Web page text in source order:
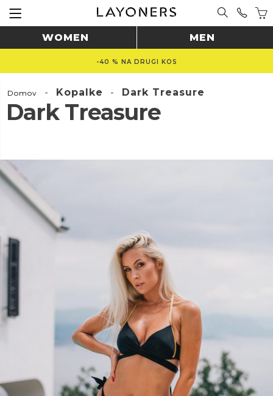
WOMEN MEN
-40 % NA DRUGI KOS
Domov - Kopalke - Dark Treasure
Dark Treasure